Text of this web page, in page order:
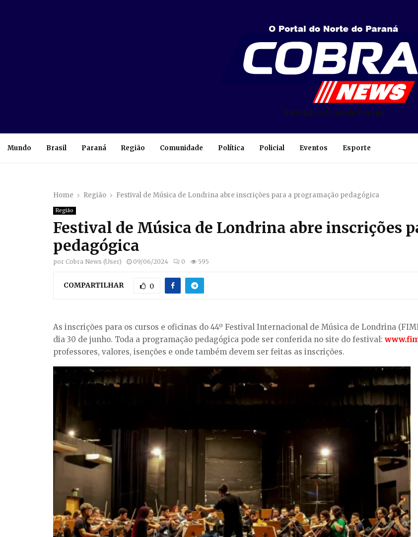
O Portal do Norte do Paraná
Mundo Brasil Paraná Região Comunidade Política Policial Eventos Esporte
Home Região Festival de Música de Londrina abre inscrições para a programação pedagógica
Região
Festival de Música de Londrina abre inscrições
pedagógica
por Cobra News (User) 09/06/2024 0 595
COMPARTILHAR 0
As inscrições para os cursos e oficinas do 44º Festival Internacional de Música de Londrina
dia 30 de junho. Toda a programação pedagógica pode ser conferida no site do festival:
professores, valores, isenções e onde também devem ser feitas as inscrições.